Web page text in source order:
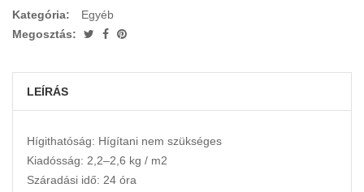
Kategória:
Egyéb
Megosztás:
LEÍRÁS
Hígithatóság: Hígítani nem szükséges
Kiadósság: 2,2–2,6 kg / m2
Száradási idő: 24 óra